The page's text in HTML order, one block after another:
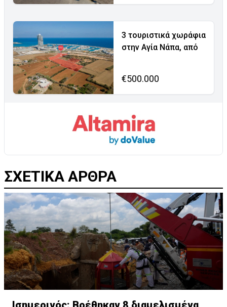
3 τουριστικά χωράφια
στην Αγία Νάπα, από
€500.000
ΣΧΕΤΙΚΑ ΑΡΘΡΑ